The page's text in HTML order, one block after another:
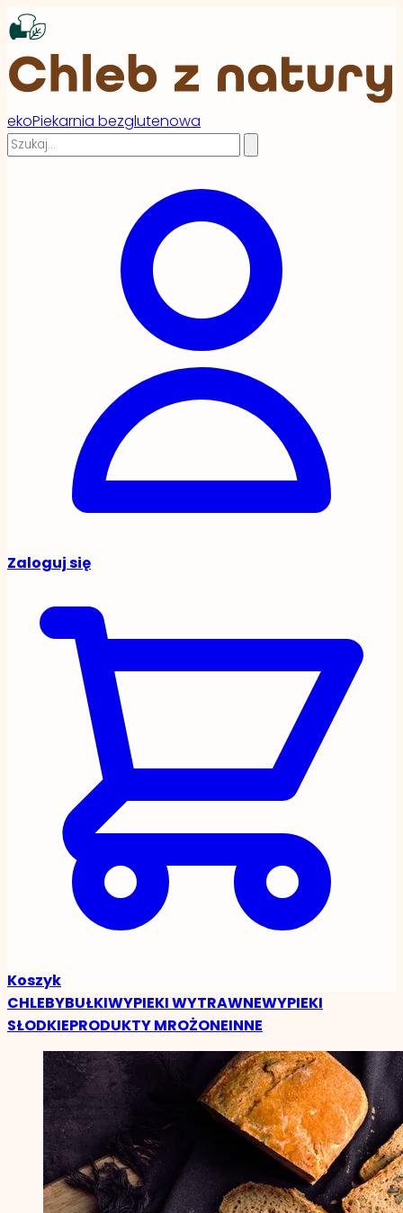
ekoPiekarnia bezglutenowa
Zaloguj się
Koszyk
CHLEBYBUŁKIWYPIEKI WYTRAWNEWYPIEKI
SŁODKIEPRODUKTY MROŻONEINNE